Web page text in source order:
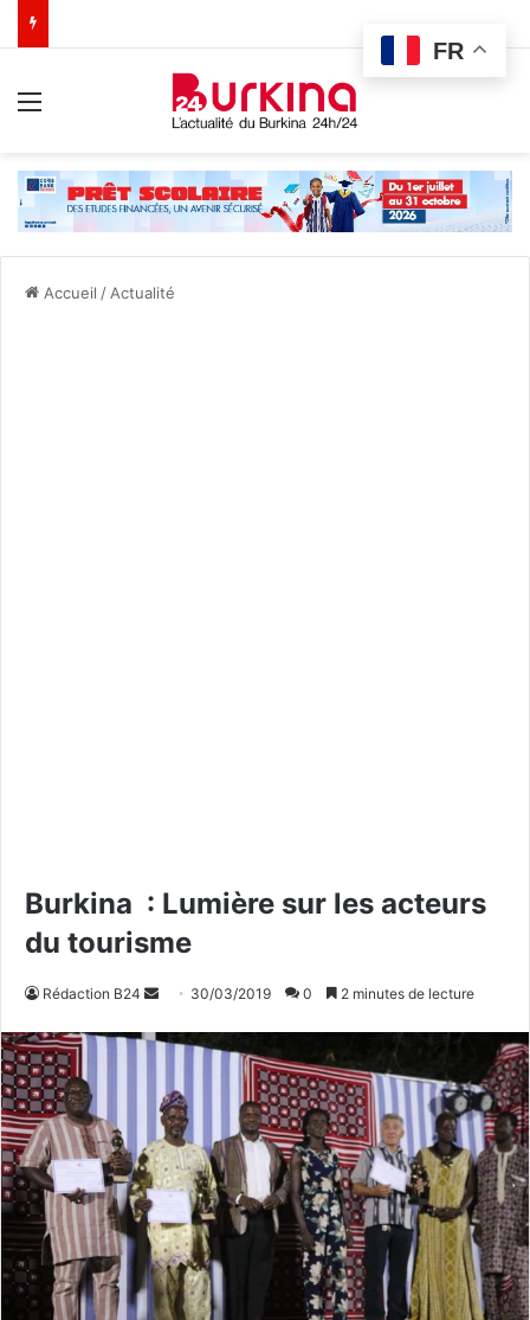
Accueil / Actualité
Burkina : Lumière sur les acteurs
du tourisme
Rédaction B24
y
e
r
u
n
c
o
u
30/03/2019 0 2 minutes de lecture
FR